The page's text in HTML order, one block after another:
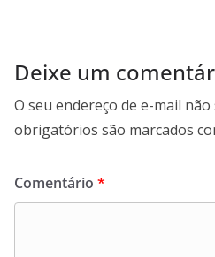
Deixe um
O seu endereço de e-mail
obrigatórios são marcados
Comentário *